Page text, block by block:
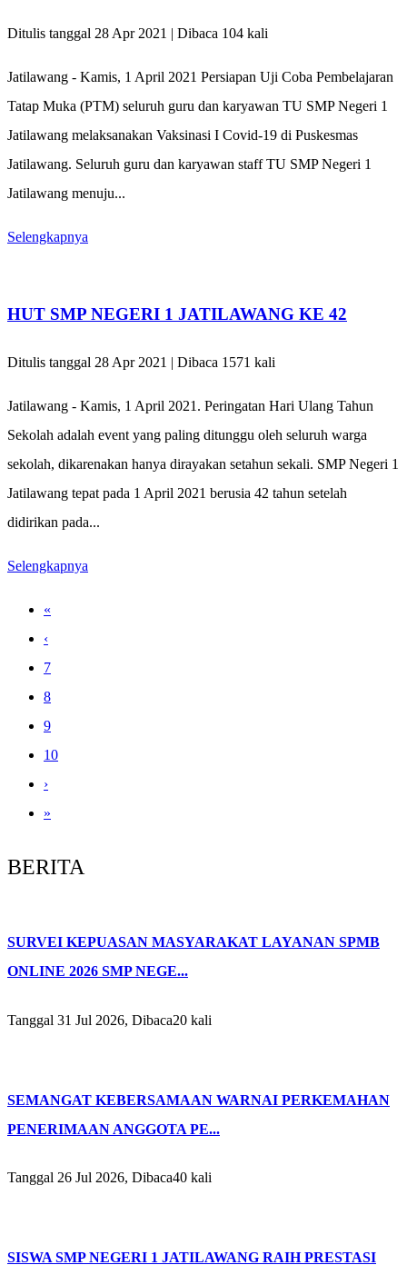
Ditulis tanggal 28 Apr 2021 | Dibaca 104 kali
Jatilawang - Kamis, 1 April 2021 Persiapan Uji Coba Pembelajaran
Tatap Muka (PTM) seluruh guru dan karyawan TU SMP Negeri 1
Jatilawang melaksanakan Vaksinasi I Covid-19 di Puskesmas
Jatilawang. Seluruh guru dan karyawan staff TU SMP Negeri 1
Jatilawang menuju...
Selengkapnya
HUT SMP NEGERI 1 JATILAWANG KE 42
Ditulis tanggal 28 Apr 2021 | Dibaca 1571 kali
Jatilawang - Kamis, 1 April 2021. Peringatan Hari Ulang Tahun
Sekolah adalah event yang paling ditunggu oleh seluruh warga
sekolah, dikarenakan hanya dirayakan setahun sekali. SMP Negeri 1
Jatilawang tepat pada 1 April 2021 berusia 42 tahun setelah
didirikan pada...
Selengkapnya
«
‹
7
8
9
10
›
»
BERITA
SURVEI KEPUASAN MASYARAKAT LAYANAN SPMB
ONLINE 2026 SMP NEGE...
Tanggal 31 Jul 2026, Dibaca20 kali
SEMANGAT KEBERSAMAAN WARNAI PERKEMAHAN
PENERIMAAN ANGGOTA PE...
Tanggal 26 Jul 2026, Dibaca40 kali
SISWA SMP NEGERI 1 JATILAWANG RAIH PRESTASI